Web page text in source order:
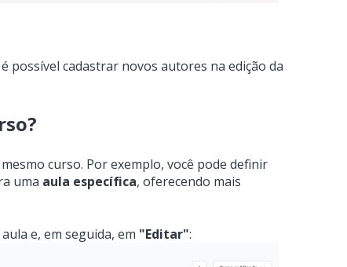
possível cadastrar novos autores na edição da
curso. Por exemplo, você pode definir
uma aula específica, oferecendo mais
e, em seguida, em "Editar":